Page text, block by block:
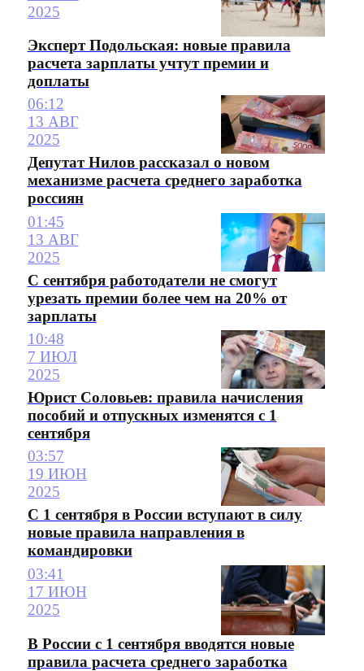
2025
Эксперт Подольская: новые правила
расчета зарплаты учтут премии и
доплаты
06:12
13 АВГ
2025
Депутат Нилов рассказал о новом
механизме расчета среднего заработка
россиян
01:45
13 АВГ
2025
С сентября работодатели не смогут
урезать премии более чем на 20% от
зарплаты
10:48
7 ИЮЛ
2025
Юрист Соловьев: правила начисления
пособий и отпускных изменятся с 1
сентября
03:57
19 ИЮН
2025
С 1 сентября в России вступают в силу
новые правила направления в
командировки
03:41
17 ИЮН
2025
В России с 1 сентября вводятся новые
правила расчета среднего заработка